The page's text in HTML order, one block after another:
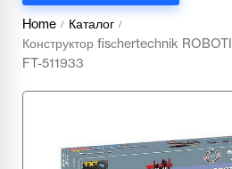
STEM
Комп'ютерна
Home / Каталог /
Конструктор fisсhertechnik
FT-511933